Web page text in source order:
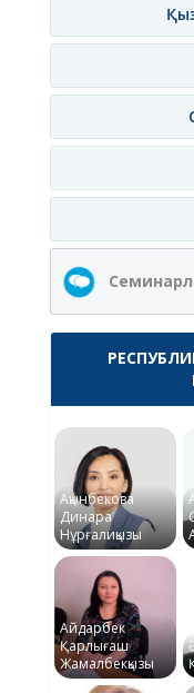
Ақынбекова
Динара
Нұрғалиқызы
Айдарбек
Қарлығаш
Жамалбекқызы